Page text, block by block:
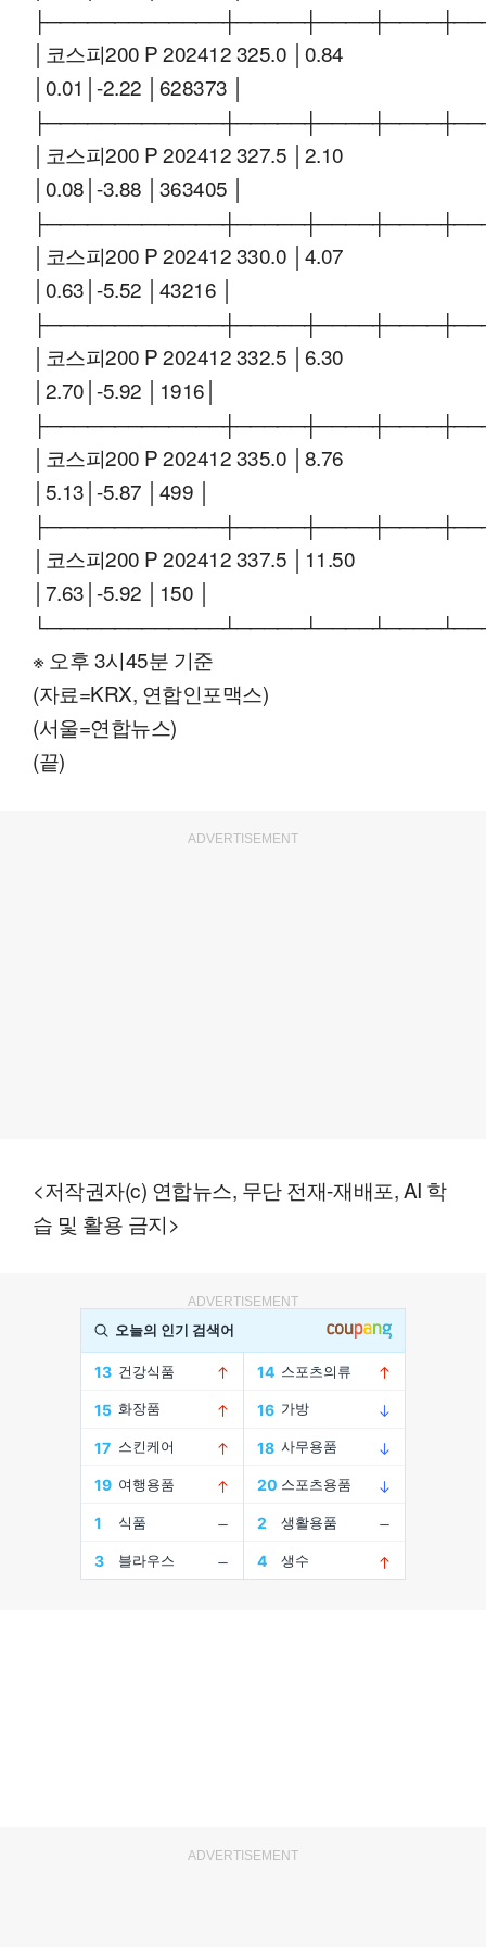
│코스피200 P 202412 325.0 │0.84
│0.01│-2.22 │628373 │
│코스피200 P 202412 327.5 │2.10
│0.08│-3.88 │363405 │
│코스피200 P 202412 330.0 │4.07
│0.63│-5.52 │43216 │
│코스피200 P 202412 332.5 │6.30
│2.70│-5.92 │1916│
│코스피200 P 202412 335.0 │8.76
│5.13│-5.87 │499 │
│코스피200 P 202412 337.5 │11.50
│7.63│-5.92 │150 │
※ 오후 3시45분 기준
(자료=KRX, 연합인포맥스)
(서울=연합뉴스)
(끝)
ADVERTISEMENT
<저작권자(c) 연합뉴스, 무단 전재-재배포, AI 학
습 및 활용 금지>
ADVERTISEMENT
ADVERTISEMENT